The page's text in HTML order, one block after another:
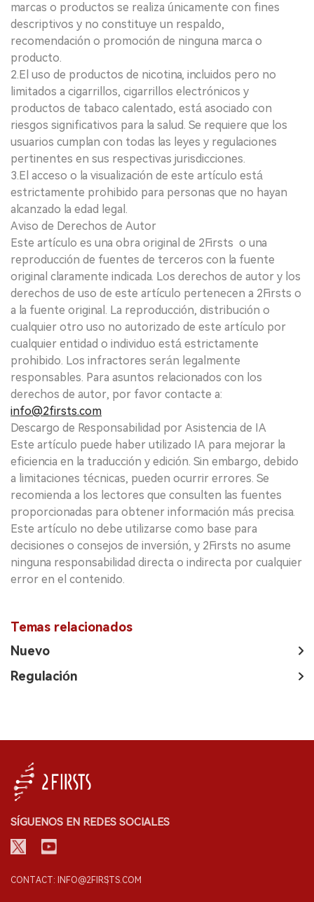
marcas o productos se realiza únicamente con fines
descriptivos y no constituye un respaldo,
recomendación o promoción de ninguna marca o
producto.
2.El uso de productos de nicotina, incluidos pero no
limitados a cigarrillos, cigarrillos electrónicos y
productos de tabaco calentado, está asociado con
riesgos significativos para la salud. Se requiere que los
usuarios cumplan con todas las leyes y regulaciones
pertinentes en sus respectivas jurisdicciones.
3.El acceso o la visualización de este artículo está
estrictamente prohibido para personas que no hayan
alcanzado la edad legal.
Aviso de Derechos de Autor
Este artículo es una obra original de 2Firsts o una
reproducción de fuentes de terceros con la fuente
original claramente indicada. Los derechos de autor y los
derechos de uso de este artículo pertenecen a 2Firsts o
a la fuente original. La reproducción, distribución o
cualquier otro uso no autorizado de este artículo por
cualquier entidad o individuo está estrictamente
prohibido. Los infractores serán legalmente
responsables. Para asuntos relacionados con los
derechos de autor, por favor contacte a:
info@2firsts.com
Descargo de Responsabilidad por Asistencia de IA
Este artículo puede haber utilizado IA para mejorar la
eficiencia en la traducción y edición. Sin embargo, debido
a limitaciones técnicas, pueden ocurrir errores. Se
recomienda a los lectores que consulten las fuentes
proporcionadas para obtener información más precisa.
Este artículo no debe utilizarse como base para
decisiones o consejos de inversión, y 2Firsts no asume
ninguna responsabilidad directa o indirecta por cualquier
error en el contenido.
Temas relacionados
Nuevo
Regulación
SÍGUENOS EN REDES SOCIALES
CONTACT: INFO@2FIRSTS.COM